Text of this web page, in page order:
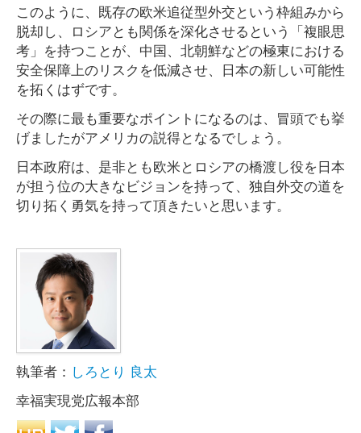
このように、既存の欧米追従型外交という枠組みから
脱却し、ロシアとも関係を深化させるという「複眼思
考」を持つことが、中国、北朝鮮などの極東における
安全保障上のリスクを低減させ、日本の新しい可能性
を拓くはずです。
その際に最も重要なポイントになるのは、冒頭でも挙
げましたがアメリカの説得となるでしょう。
日本政府は、是非とも欧米とロシアの橋渡し役を日本
が担う位の大きなビジョンを持って、独自外交の道を
切り拓く勇気を持って頂きたいと思います。
執筆者： しろとり 良太
幸福実現党広報本部